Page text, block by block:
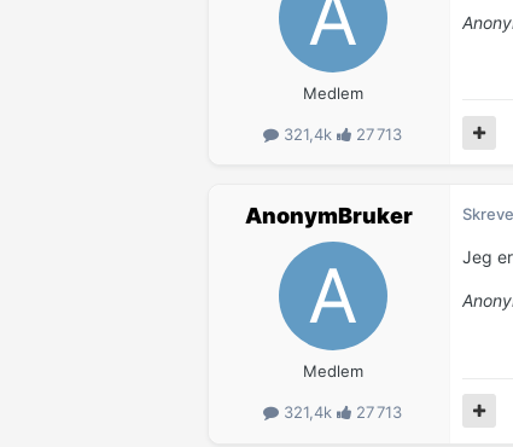
Medlem
321,4k 27 713
AnonymBruker
Medlem
321,4k 27 713
Jeg